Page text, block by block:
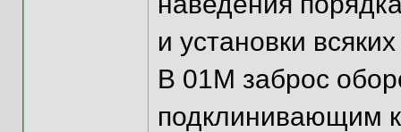
и установки
В 01М заброс
подклинивающим